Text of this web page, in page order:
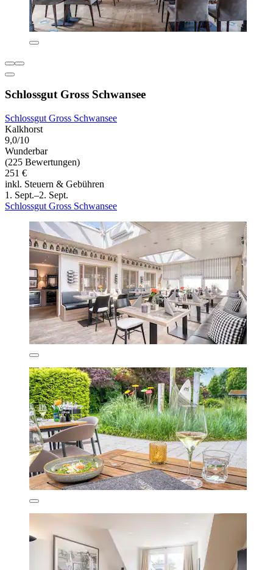
Schlossgut Gross Schwansee
Schlossgut Gross Schwansee
Kalkhorst
9,0/10
Wunderbar
(225 Bewertungen)
251 €
inkl. Steuern & Gebühren
1. Sept.–2. Sept.
Schlossgut Gross Schwansee